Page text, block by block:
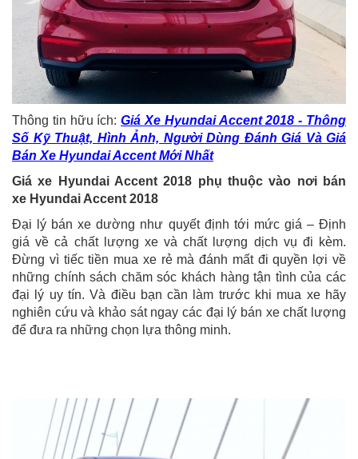
Thông tin hữu ích:Giá Xe Hyundai Accent 2018 - Thông
Số Kỹ Thuật, Hình Ảnh, Người Dùng Đánh Giá Và Giá
Bán Xe Hyundai Accent Mới Nhất
Giá xe Hyundai Accent 2018 phụ thuộc vào nơi bán
xe Hyundai Accent 2018
Đại lý bán xe dường như quyết định tới mức giá – Định
giá về cả chất lượng xe và chất lượng dịch vụ đi kèm.
Đừng vì tiếc tiền mua xe rẻ mà đánh mất đi quyền lợi về
những chính sách chăm sóc khách hàng tận tình của các
đại lý uy tín. Và điều bạn cần làm trước khi mua xe hãy
nghiên cứu và khảo sát ngay các đại lý bán xe chất lượng
để đưa ra những chọn lựa thông minh.